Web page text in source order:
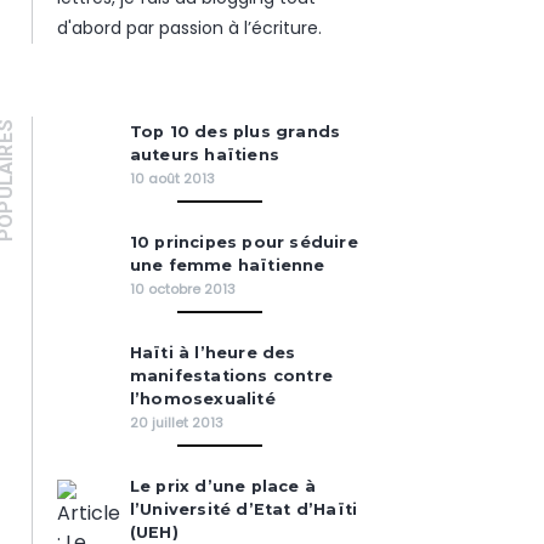
d'abord par passion à l’écriture.
Top 10 des plus grands
auteurs haïtiens
10 août 2013
10 principes pour séduire
une femme haïtienne
10 octobre 2013
Haïti à l’heure des
manifestations contre
l’homosexualité
20 juillet 2013
Le prix d’une place à
l’Université d’Etat d’Haïti
(UEH)